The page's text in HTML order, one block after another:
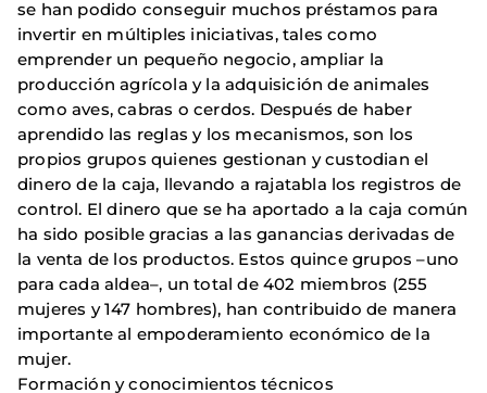
se han podido conseguir muchos préstamos para
invertir en múltiples iniciativas, tales como
emprender un pequeño negocio, ampliar la
producción agrícola y la adquisición de animales
como aves, cabras o cerdos. Después de haber
aprendido las reglas y los mecanismos, son los
propios grupos quienes gestionan y custodian el
dinero de la caja, llevando a rajatabla los registros de
control. El dinero que se ha aportado a la caja común
ha sido posible gracias a las ganancias derivadas de
la venta de los productos. Estos quince grupos –uno
para cada aldea–, un total de 402 miembros (255
mujeres y 147 hombres), han contribuido de manera
importante al empoderamiento económico de la
mujer.
Formación y conocimientos técnicos